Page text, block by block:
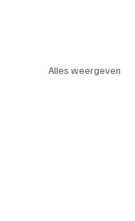
Alles weergeven